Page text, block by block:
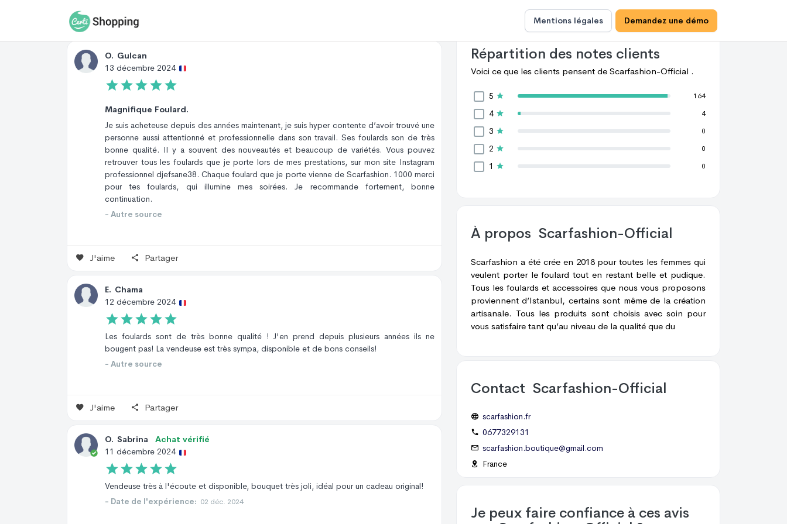
Mentions légales Demandez une démo
O. Gulcan
13 décembre 2024
Magnifique Foulard.
Je suis acheteuse depuis des années maintenant, je suis hyper contente d’avoir trouvé une
personne aussi attentionné et professionnelle dans son travail. Ses foulards son de très
bonne qualité. Il y a souvent des nouveautés et beaucoup de variétés. Vous pouvez
retrouver tous les foulards que je porte lors de mes prestations, sur mon site Instagram
professionnel djefsane38. Chaque foulard que je porte vienne de Scarfashion. 1000 merci
pour tes foulards, qui illumine mes soirées. Je recommande fortement, bonne
continuation.
- Autre source
J'aime Partager
E. Chama
12 décembre 2024
Les foulards sont de très bonne qualité ! J'en prend depuis plusieurs années ils ne
bougent pas! La vendeuse est très sympa, disponible et de bons conseils!
- Autre source
J'aime Partager
O. Sabrina
Achat vérifié
11 décembre 2024
Vendeuse très à l'écoute et disponible, bouquet très joli, idéal pour un cadeau original!
- Date de l'expérience: 02 déc. 2024
effectué des achats chezScarfashion-Official .98%de ces
clients font confiance àScarfashion-Official .
Répartition des notes clients
Voici ce que les clients pensent de Scarfashion-Official .
5 164
4 4
3 0
2 0
1 0
À propos Scarfashion-Official
Scarfashion a été crée en 2018 pour toutes les femmes qui
veulent porter le foulard tout en restant belle et pudique.
Tous les foulards et accessoires que nous vous proposons
proviennent d’Istanbul, certains sont même de la création
artisanale. Tous les produits sont choisis avec soin pour
vous satisfaire tant qu’au niveau de la qualité que du
Contact Scarfashion-Official
scarfashion.fr
0677329131
scarfashion.boutique@gmail.com
France
Je peux faire confiance à ces avis